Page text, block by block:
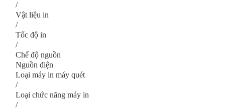
/
Vật liệu in
/
Tốc độ in
/
Chế độ nguồn
Nguồn điện
Loại máy in máy quét
/
Loại chức năng máy in
/